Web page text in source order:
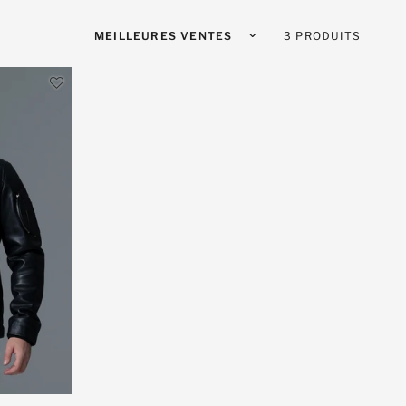
dans les airs et l'espace.
d'histoire et de prestige !
Trier par : 3 PRODUITS